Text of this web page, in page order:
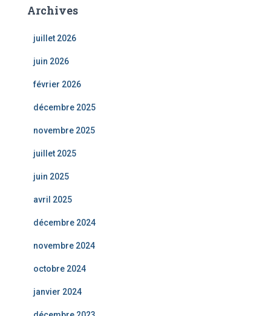
Archives
juillet 2026
juin 2026
février 2026
décembre 2025
novembre 2025
juillet 2025
juin 2025
avril 2025
décembre 2024
novembre 2024
octobre 2024
janvier 2024